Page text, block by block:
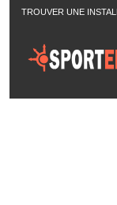
TROUVER UNE